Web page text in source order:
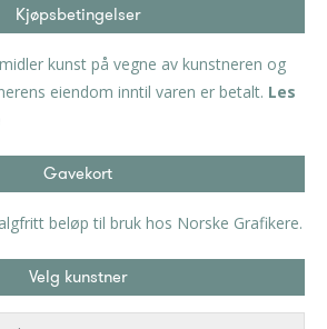
Kjøpsbetingelser
kunst på vegne av kunstneren og
eiendom inntil varen er betalt. Les
Gavekort
beløp til bruk hos Norske Grafikere.
Velg kunstner